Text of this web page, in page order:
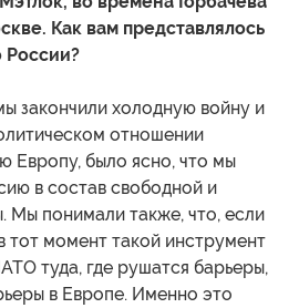
Как вам представлялось
России?
закончили холодную войну и
отношении
Европу, было ясно, что мы
в состав свободной и
Мы понимали также, что, если
тот момент такой инструмент
туда, где рушатся барьеры,
в Европе. Именно это